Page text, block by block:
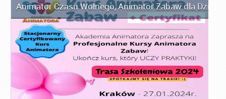
Animator Czasu Wolnego,Animator Zabaw dla Dzieci